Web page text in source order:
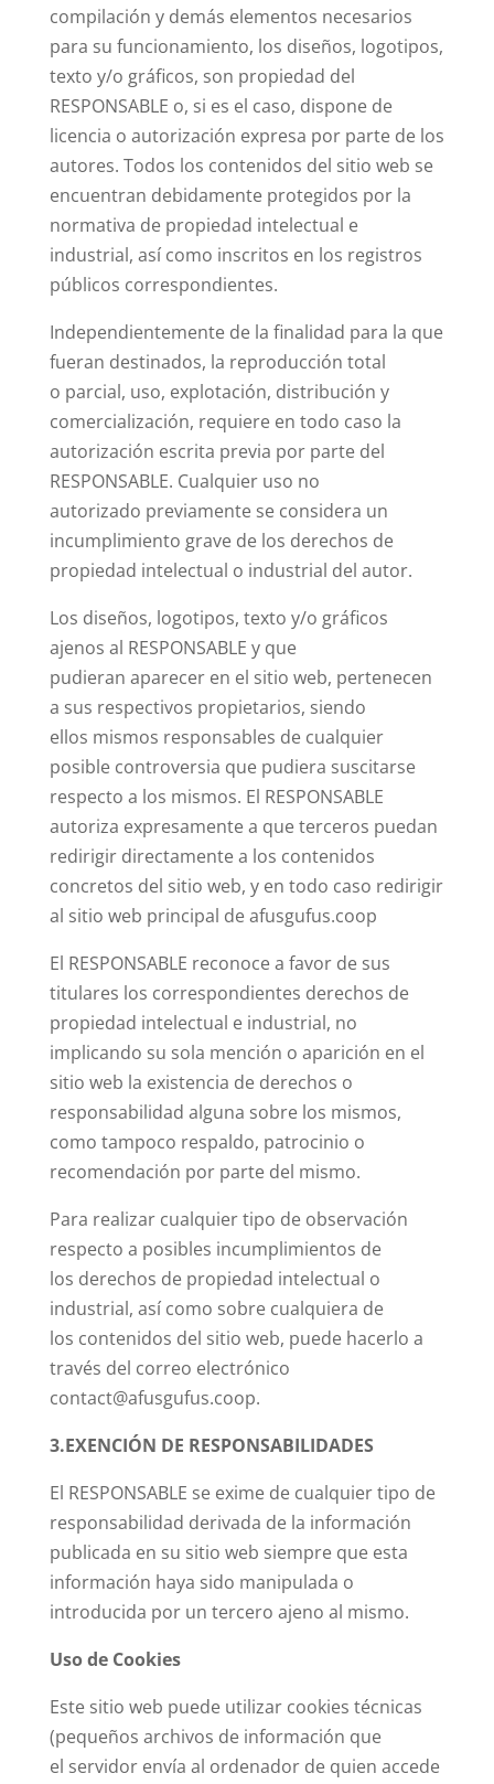
compilación y demás elementos necesarios
para su funcionamiento, los diseños, logotipos,
texto y/o gráficos, son propiedad del
RESPONSABLE o, si es el caso, dispone de
licencia o autorización expresa por parte de los
autores. Todos los contenidos del sitio web se
encuentran debidamente protegidos por la
normativa de propiedad intelectual e
industrial, así como inscritos en los registros
públicos correspondientes.
Independientemente de la finalidad para la que
fueran destinados, la reproducción total
o parcial, uso, explotación, distribución y
comercialización, requiere en todo caso la
autorización escrita previa por parte del
RESPONSABLE. Cualquier uso no
autorizado previamente se considera un
incumplimiento grave de los derechos de
propiedad intelectual o industrial del autor.
Los diseños, logotipos, texto y/o gráficos
ajenos al RESPONSABLE y que
pudieran aparecer en el sitio web, pertenecen
a sus respectivos propietarios, siendo
ellos mismos responsables de cualquier
posible controversia que pudiera suscitarse
respecto a los mismos. El RESPONSABLE
autoriza expresamente a que terceros puedan
redirigir directamente a los contenidos
concretos del sitio web, y en todo caso redirigir
al sitio web principal de afusgufus.coop
El RESPONSABLE reconoce a favor de sus
titulares los correspondientes derechos de
propiedad intelectual e industrial, no
implicando su sola mención o aparición en el
sitio web la existencia de derechos o
responsabilidad alguna sobre los mismos,
como tampoco respaldo, patrocinio o
recomendación por parte del mismo.
Para realizar cualquier tipo de observación
respecto a posibles incumplimientos de
los derechos de propiedad intelectual o
industrial, así como sobre cualquiera de
los contenidos del sitio web, puede hacerlo a
través del correo electrónico
contact@afusgufus.coop.
3.EXENCIÓN DE RESPONSABILIDADES
El RESPONSABLE se exime de cualquier tipo de
responsabilidad derivada de la información
publicada en su sitio web siempre que esta
información haya sido manipulada o
introducida por un tercero ajeno al mismo.
Uso de Cookies
Este sitio web puede utilizar cookies técnicas
(pequeños archivos de información que
el servidor envía al ordenador de quien accede